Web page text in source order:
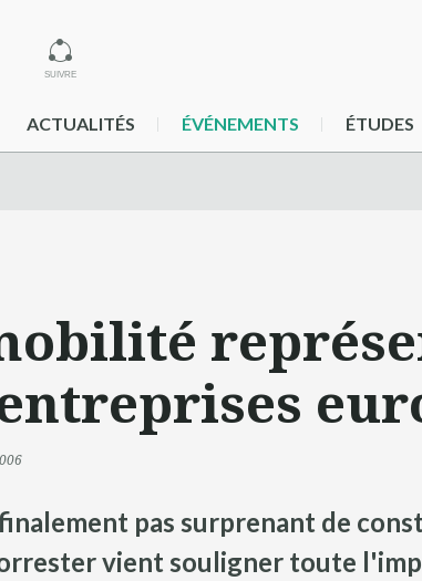
SUIVRE
ACTUALITÉS ÉVÉNEMENTS ÉTUDES
pas surprenant de
vient souligner toute